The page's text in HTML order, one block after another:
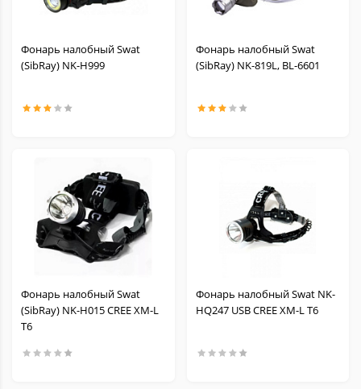
Фонарь налобный Swat
(SibRay) NK-H999
Фонарь налобный Swat
(SibRay) NK-819L, BL-6601
Фонарь налобный Swat
(SibRay) NK-H015 CREE XM-L
T6
Фонарь налобный Swat NK-
HQ247 USB CREE XM-L T6